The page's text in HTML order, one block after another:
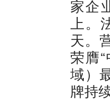
家企
上。
天。
荣膺
域）
牌持